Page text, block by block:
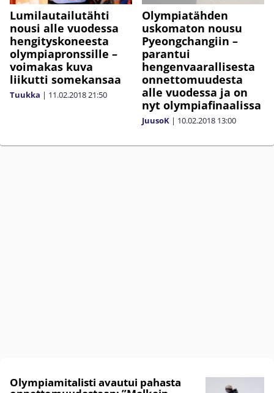
Lumilautailutähti
nousi alle vuodessa
hengityskoneesta
olympiapronssille –
voimakas kuva
liikutti somekansaa
Tuukka | 11.02.201821:50
Olympiatähden
uskomaton nousu
Pyeongchangiin –
parantui
hengenvaarallisesta
onnettomuudesta
alle vuodessa ja on
nyt olympiafinaalissa
JuusoK | 10.02.2018 13:00
Olympiamitalisti avautui pahasta